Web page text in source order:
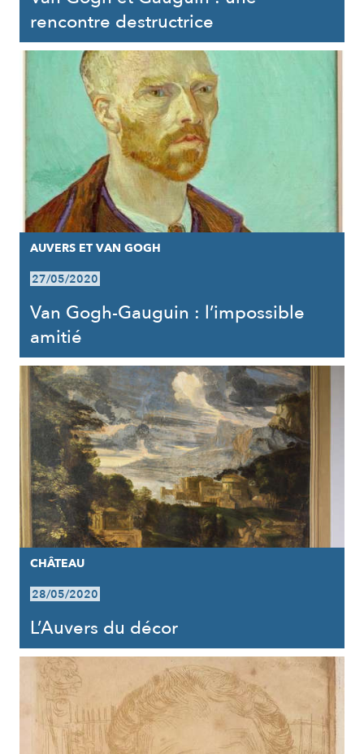
rencontre destructrice
AUVERS ET VAN GOGH
27/05/2020
Van Gogh-Gauguin : l’impossible
amitié
CHÂTEAU
28/05/2020
L’Auvers du décor